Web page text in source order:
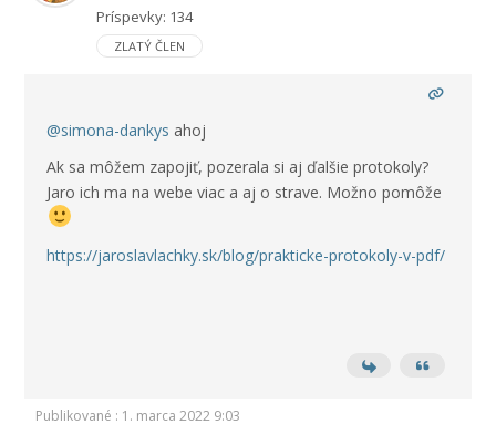
Príspevky: 134
ZLATÝ ČLEN
@simona-dankys ahoj
Ak sa môžem zapojiť, pozerala si aj ďalšie protokoly?
Jaro ich ma na webe viac a aj o strave. Možno pomôže
https://jaroslavlachky.sk/blog/prakticke-protokoly-v-pdf/
Publikované : 1. marca 2022 9:03